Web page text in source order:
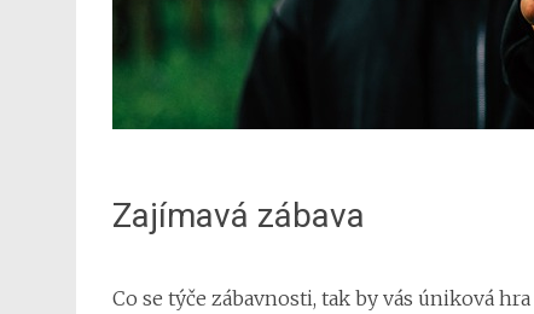
Zajímavá zábava
Co se týče zábavnosti, tak by vás úniková hra